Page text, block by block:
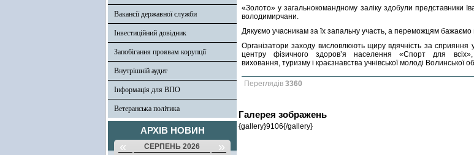
Вакансії державної служби
Інвестиційний довідник
Запобігання проявам корупції
Внутрішній аудит
Інформація для ВПО
Ветеранська політика
АРХІВ НОВИН
« СЕРПЕНЬ 2026 »
«Золото» у загальнокомандному заліку здобули представники
володимирчани.
Дякуємо учасникам за їх запальну участь, а переможцям
Організатори заходу висловлюють щиру вдячність за сприяння у
центру фізичного здоров’я населення «Спорт для
виховання, туризму і краєзнавства учнівської молоді Волинської
Переглядів 3360
Галерея зображень
{gallery}9106{/gallery}